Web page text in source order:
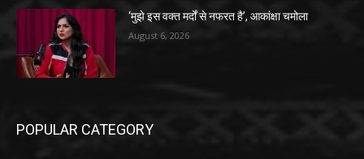
‘मुझे इस वक्त मर्दों से नफरत है’, आकांक्षा चमोला
August 6, 2026
POPULAR CATEGORY